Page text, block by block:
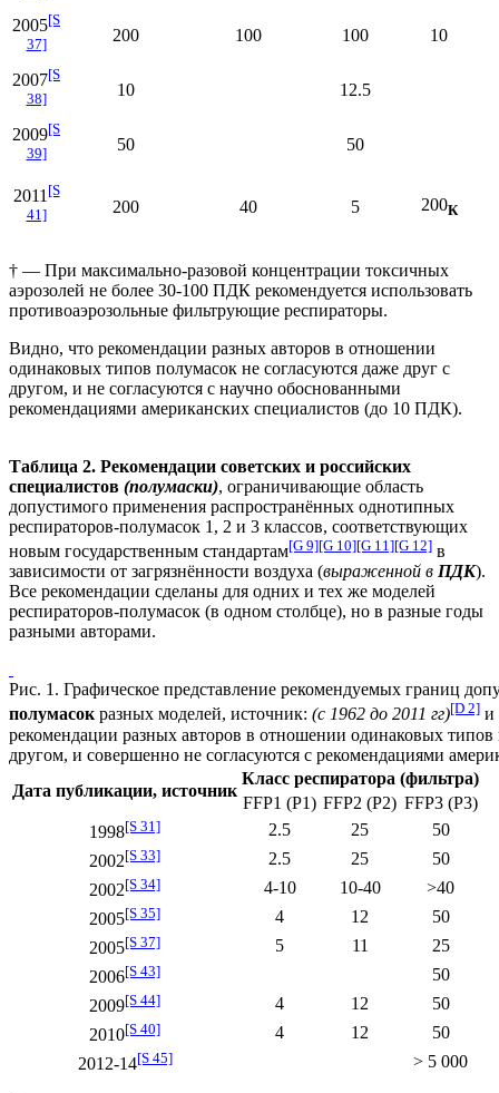
2005[S
37]
200 100 100 10
2007[S
38]
10 12.5
2009[S
39]
50 50
2011 [S
41]
200 40 5 200К
† — При максимально-разовой концентрации токсичных
аэрозолей не более 30-100 ПДК рекомендуется использовать
противоаэрозольные фильтрующие респираторы.
Видно, что рекомендации разных авторов в отношении
одинаковых типов полумасок не согласуются даже друг с
другом, и не согласуются с научно обоснованными
рекомендациями американских специалистов (до 10 ПДК).
Таблица 2. Рекомендации советских и российских
специалистов (полумаски), ограничивающие область
допустимого применения распространённых однотипных
респираторов-полумасок 1, 2 и 3 классов, соответствующих
новым государственным стандартам[G 9][G 10][G 11][G 12] в
зависимости от загрязнённости воздуха (выраженной в ПДК).
Все рекомендации сделаны для одних и тех же моделей
респираторов-полумасок (в одном столбце), но в разные годы
разными авторами.
Рис. 1. Графическое представление рекомендуемых границ
полумасокразных моделей, источник: (с 1962 до 2011 гг)[D 2] и
рекомендации разных авторов в отношении одинаковых типов
другом, и совершенно не согласуются с рекомендациями
Дата публикации, источник
Класс респиратора (фильтра)
FFP1 (P1) FFP2 (P2) FFP3 (P3)
1998[S 31] 2.5 25
50
2002[S 33] 2.5 25
50
2002[S 34] 4-10 10-40
>40
2005[S 35] 4 12
50
2005[S 37] 5 11
25
2006[S 43]
50
2009[S 44] 4 12
50
2010[S 40] 4 12
50
2012-14[S 45] > 5 000